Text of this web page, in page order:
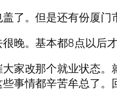
了。但是还有份厦
晚。基本都8点以后
家改那个就业状态
事情都辛苦牟总了。